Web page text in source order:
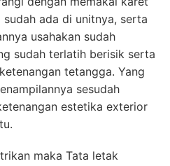
ada di unitnya, serta
usahakan sudah
sudah terlatih berisik serta
tetangga. Yang
sesudah
estetika exterior
maka Tata letak